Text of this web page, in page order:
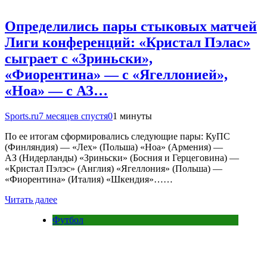
Определились пары стыковых матчей
Лиги конференций: «Кристал Пэлас»
сыграет с «Зриньски»,
«Фиорентина» — с «Ягеллонией»,
«Ноа» — с АЗ…
Sports.ru7 месяцев спустя01 минуты
По ее итогам сформировались следующие пары: КуПС
(Финляндия) — «Лех» (Польша) «Ноа» (Армения) —
АЗ (Нидерланды) «Зриньски» (Босния и Герцеговина) —
«Кристал Пэлэс» (Англия) «Ягеллония» (Польша) —
«Фиорентина» (Италия) «Шкендия»……
Читать далее
Футбол